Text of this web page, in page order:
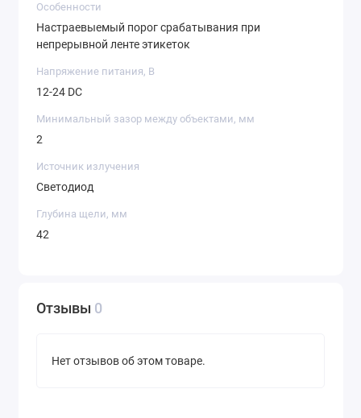
Особенности
Настраевыемый порог срабатывания при
непрерывной ленте этикеток
Напряжение питания, В
12-24 DC
Минимальный зазор между объектами, мм
2
Источник излучения
Светодиод
Глубина щели, мм
42
Отзывы 0
Нет отзывов об этом товаре.